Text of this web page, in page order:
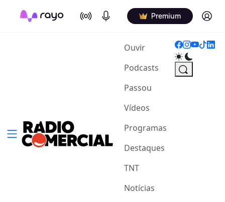
On Air Podcasts Premium Log in
Ouvir(current)
Podcasts
Passou
Vídeos
Programas
Destaques
TNT
Notícias